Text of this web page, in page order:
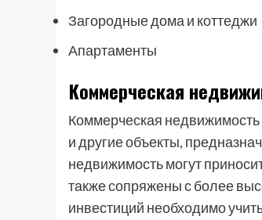
Загородные дома и коттеджи
Апартаменты
Коммерческая
Коммерческая
и другие объекты,
недвижимость могут
также сопряжены с более
инвестиций необходимо